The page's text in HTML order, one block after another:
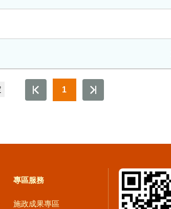
1
專區服務
施政成果專區